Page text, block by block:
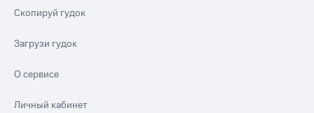
Скопируй гудок
Загрузи гудок
О сервисе
Личный кабинет